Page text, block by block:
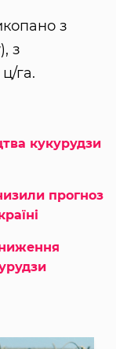
з
з
га.
кукурудзи
прогноз